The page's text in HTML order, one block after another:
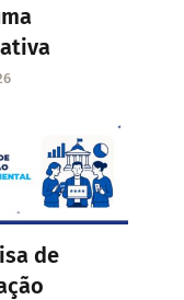
de